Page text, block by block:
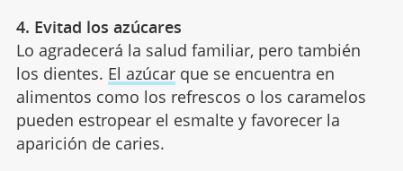
4. Evitad los azúcares
Lo agradecerá la salud familiar, pero también
los dientes. El azúcarque se encuentra en
alimentos como los refrescos o los caramelos
pueden estropear el esmalte y favorecer la
aparición de caries.